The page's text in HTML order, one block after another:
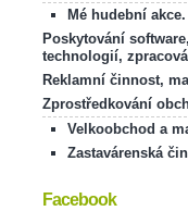
Mé hudební akce.
Poskytování
technologií,
Reklamní činnost,
Zprostředkování
Velkoobchod a
Zastavárenská
Facebook